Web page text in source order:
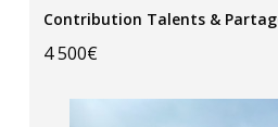
Contribution Talents &
4 500€